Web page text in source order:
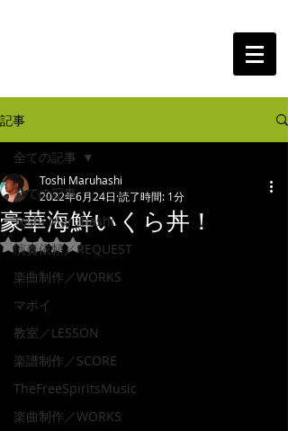
記事
全ての記事
Toshi Maruhashi
演奏依頼／REQUEST
楽曲制作／WORKS
マポイ
教室／LESSON
楽譜制作／SCORE
TheFreeSpiritsMusic
楽曲制作／WORKS
全ての記事
豪華海鮮いくら丼！
Toshi Maruhashi
2022年6月24日 読了時間: 1分
5つ星のうちNaNと評価されています。